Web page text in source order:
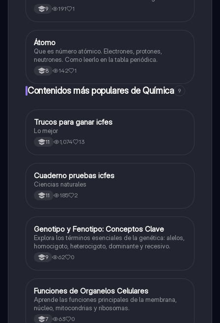
número cuántico magnético - número cuántico SPÍN -
principio de exclusión de pauli - ejemplos
9 191 1
Biologia
Átomo
Que es número atómico. Electrones, protones,
neutrones. Como leerlo en la tabla periódica.
8 142 1
Contenidos más populares de Química 9
Química
Trucos para ganar icfes
Lo mejor
11 1,074 13
Biologia
Cuaderno pruebas icfes
Ciencias naturales
11 185 2
GBiologia
Genotipo y Fenotipo: Conceptos Clave
Explora los términos esenciales de la genética: alelos,
homocigoto, heterocigoto, dominante y recesivo.
9 62 0
FBiologia
Funciones de Organelos Celulares
Aprende las funciones principales de la membrana,
núcleo, mitocondrias y ribosomas.
7 63 0